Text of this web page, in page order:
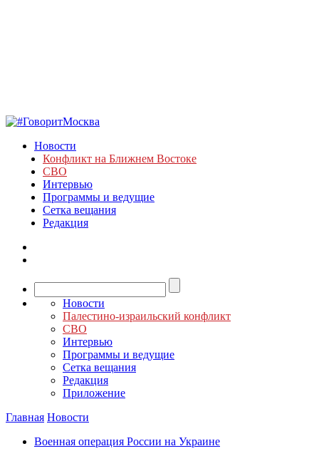
Новости
Конфликт на Ближнем Востоке
СВО
Интервью
Программы и ведущие
Сетка вещания
Редакция
Новости
Палестино-израильский конфликт
СВО
Интервью
Программы и ведущие
Сетка вещания
Редакция
Приложение
Главная Новости
Военная операция России на Украине